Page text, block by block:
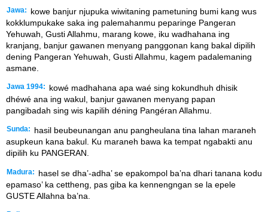
Jawa:
kowe banjur njupuka wiwitaning pametuning bumi kang wus
kokklumpukake saka ing palemahanmu peparinge Pangeran
Yehuwah, Gusti Allahmu, marang kowe, iku wadhahana ing
kranjang, banjur gawanen menyang panggonan kang bakal dipilih
dening Pangeran Yehuwah, Gusti Allahmu, kagem padalemaning
asmane.
Jawa 1994:
kowé madhahana apa waé sing kokundhuh dhisik
dhéwé ana ing wakul, banjur gawanen menyang papan
pangibadah sing wis kapilih déning Pangéran Allahmu.
Sunda:
hasil beubeunangan anu pangheulana tina lahan maraneh
asupkeun kana bakul. Ku maraneh bawa ka tempat ngabakti anu
dipilih ku PANGERAN.
Madura:
hasel se dha’-adha’ se epakompol ba’na dhari tanana kodu
epamaso’ ka cettheng, pas giba ka kennengngan se la epele
GUSTE Allahna ba’na.